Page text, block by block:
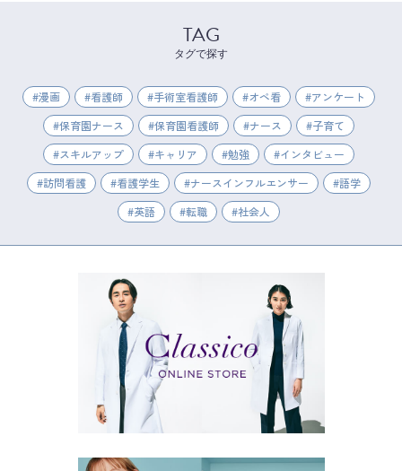
TAG
タグで探す
漫画 看護師 手術室看護師 オペ看
アンケート
保育園ナース
保育園看護師 ナース
子育て
スキルアップ
キャリア 勉強
インタビュー
訪問看護
看護学生 ナースインフルエンサー
語学
英語
転職 社会人